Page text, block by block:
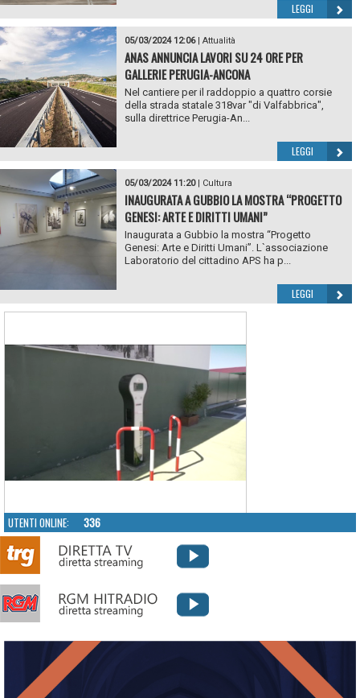
LEGGI
05/03/2024 12:06| Attualità
ANAS ANNUNCIA LAVORI SU 24 ORE PER
GALLERIE PERUGIA-ANCONA
Nel cantiere per il raddoppio a quattro corsie
della strada statale 318var "di Valfabbrica",
sulla direttrice Perugia-An...
LEGGI
05/03/2024 11:20| Cultura
INAUGURATA A GUBBIO LA MOSTRA “PROGETTO
GENESI: ARTE E DIRITTI UMANI”
Inaugurata a Gubbio la mostra “Progetto
Genesi: Arte e Diritti Umani”. L`associazione
Laboratorio del cittadino APS ha p...
LEGGI
UTENTI ONLINE: 336